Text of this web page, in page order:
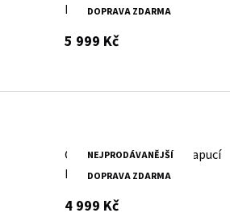
DOPRAVA ZDARMA
MWXarah DB
5 999 Kčs DPH
NEJPRODÁVANĚJŠÍ
DOPRAVA ZDARMA
Černá kožená bunda s kapucí
MWXammy DB
4 999 Kčs DPH